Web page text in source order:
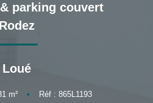
VENDRE
Vendus
parking couvert
Rodez
Loué
m² • Réf : 865L1193